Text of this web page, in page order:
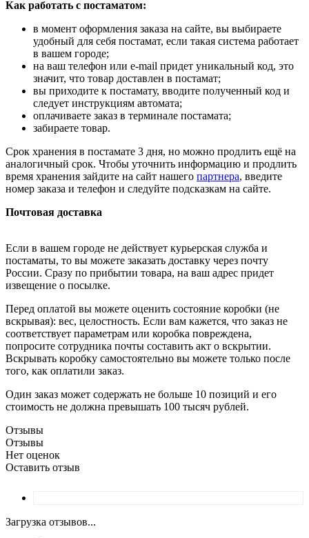
Как работать с постаматом:
в момент оформления заказа на сайте, вы выбираете
удобный для себя постамат, если такая система работает
в вашем городе;
на ваш телефон или e-mail придет уникальный код, это
значит, что товар доставлен в постамат;
вы приходите к постамату, вводите полученный код и
следует инструкциям автомата;
оплачиваете заказ в терминале постамата;
забираете товар.
Срок хранения в постамате 3 дня, но можно продлить ещё на
аналогичный срок. Чтобы уточнить информацию и продлить
время хранения зайдите на сайт нашего партнера, введите
номер заказа и телефон и следуйте подсказкам на сайте.
Почтовая доставка
Если в вашем городе не действует курьерская служба и
постаматы, то вы можете заказать доставку через почту
России. Сразу по прибытии товара, на ваш адрес придет
извещение о посылке.
Перед оплатой вы можете оценить состояние коробки (не
вскрывая): вес, целостность. Если вам кажется, что заказ не
соответствует параметрам или коробка повреждена,
попросите сотрудника почты составить акт о вскрытии.
Вскрывать коробку самостоятельно вы можете только после
того, как оплатили заказ.
Один заказ может содержать не больше 10 позиций и его
стоимость не должна превышать 100 тысяч рублей.
Отзывы
Отзывы
Нет оценок
Оставить отзыв
Загрузка отзывов...